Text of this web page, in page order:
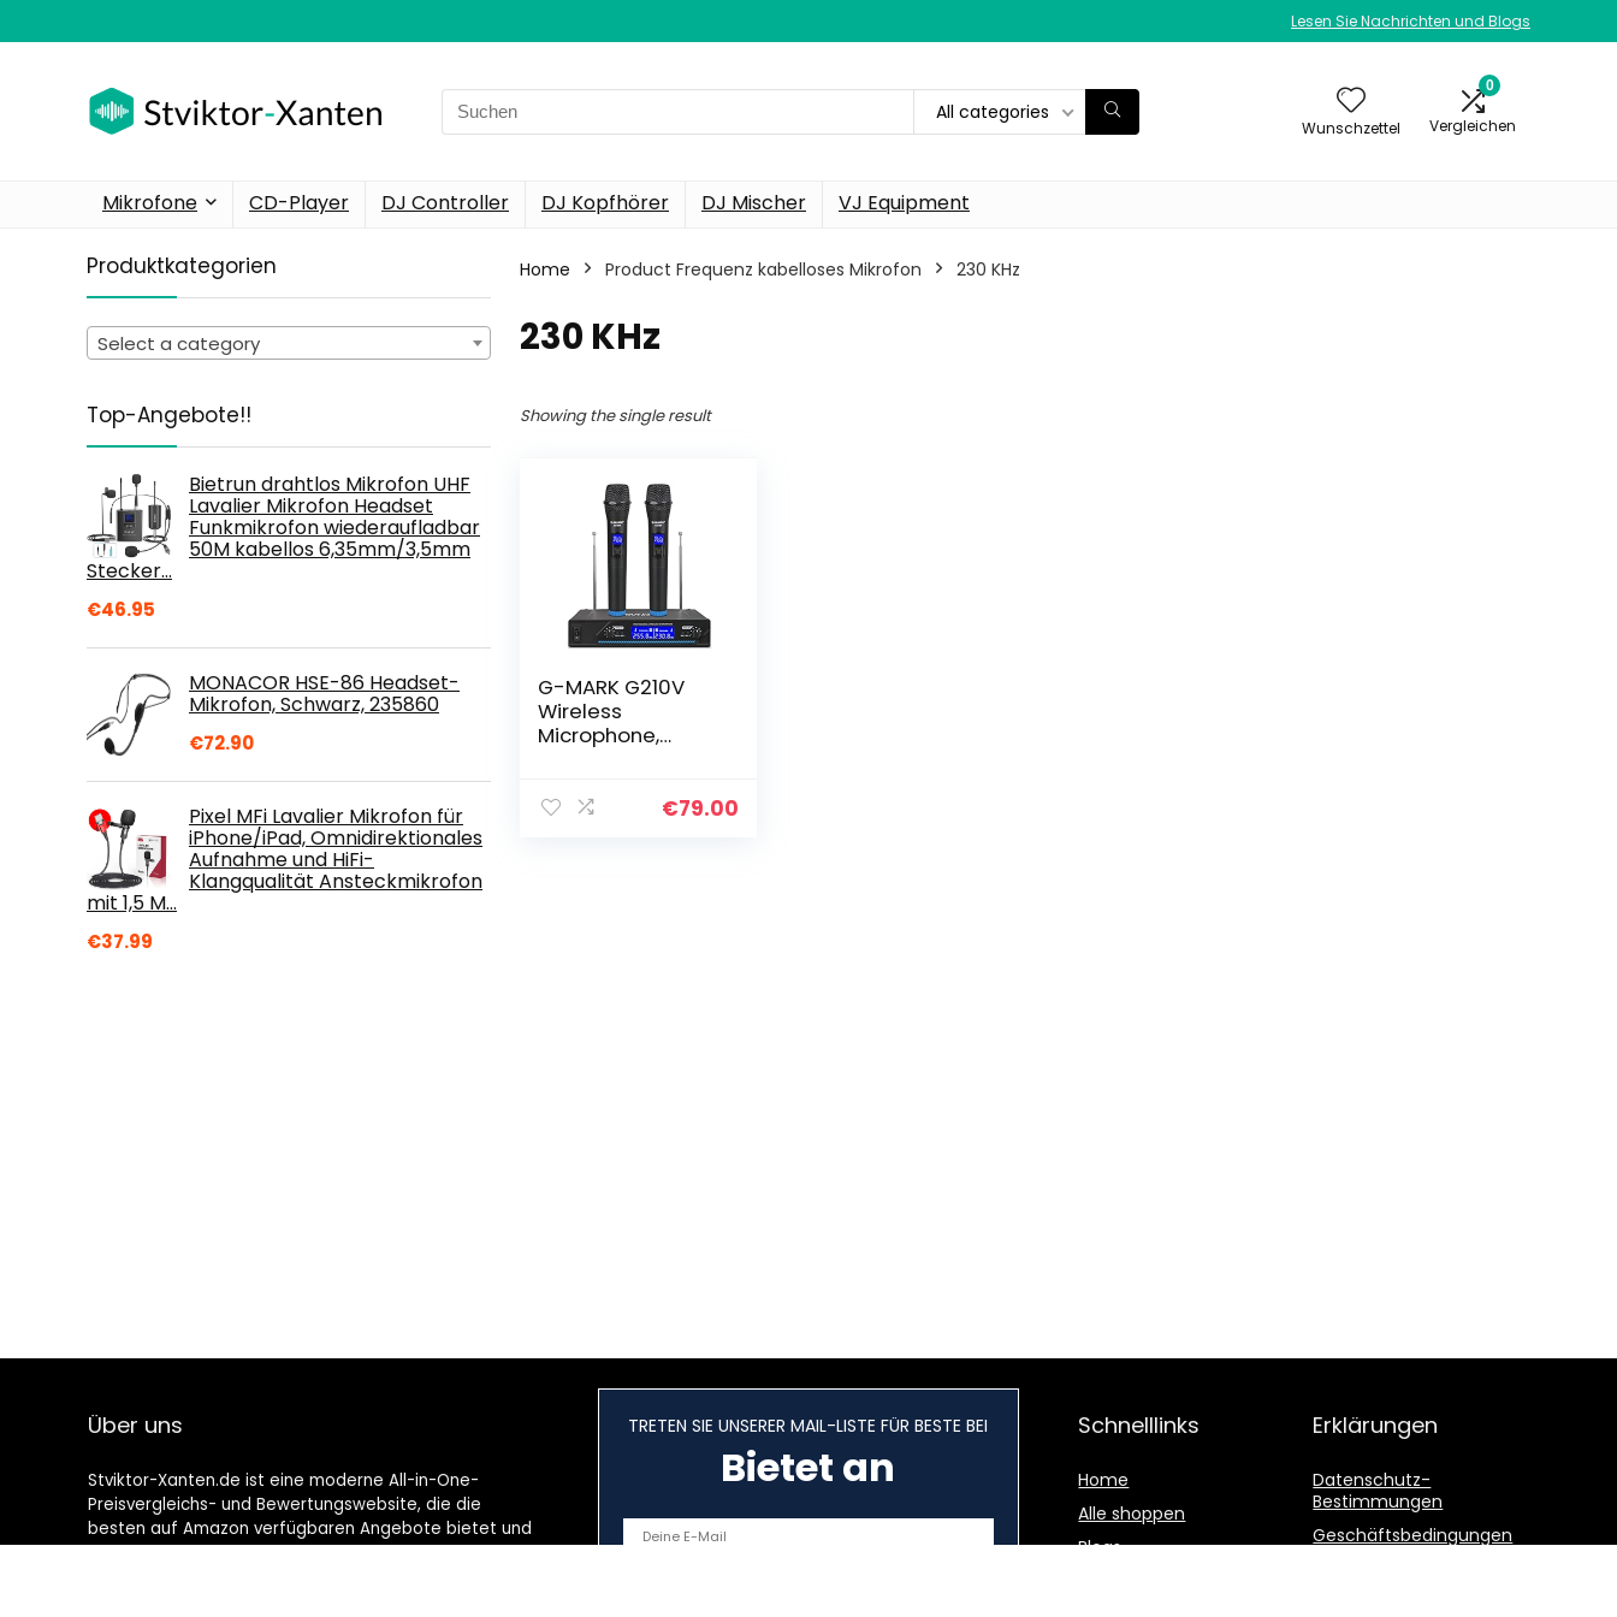
Lesen Sie Nachrichten und Blogs
Search
for:
All categories
Wunschzettel
0
Vergleichen
Mikrofone CD-Player DJ Controller DJ Kopfhörer DJ Mischer VJ Equipment
Produktkategorien
Select a category
Top-Angebote!!
Bietrun drahtlos Mikrofon UHF
Lavalier Mikrofon Headset
Funkmikrofon wiederaufladbar
50M kabellos 6,35mm/3,5mm
Stecker…
€46.95
MONACOR HSE-86 Headset-
Mikrofon, Schwarz, 235860
€72.90
Pixel MFi Lavalier Mikrofon für
iPhone/iPad, Omnidirektionales
Aufnahme und HiFi-
Klangqualität Ansteckmikrofon
mit 1,5 M…
€37.99
Home Product Frequenz kabelloses Mikrofon ‎230 KHz
‎230 KHz
Showing the single result
G-MARK G210V
Wireless
Microphone,
Cordless
€79.00
Über uns
Stviktor-Xanten.de ist eine moderne All-in-One-
Preisvergleichs- und Bewertungswebsite, die die
besten auf Amazon verfügbaren Angebote bietet und
Sie durch die neuesten hinzugefügten Blogs auf dem
TRETEN SIE UNSERER MAIL-LISTE FÜR BESTE BEI
Bietet an
Schnelllinks
Home
Alle shoppen
Blogs
Erklärungen
Datenschutz-
Bestimmungen
Geschäftsbedingungen